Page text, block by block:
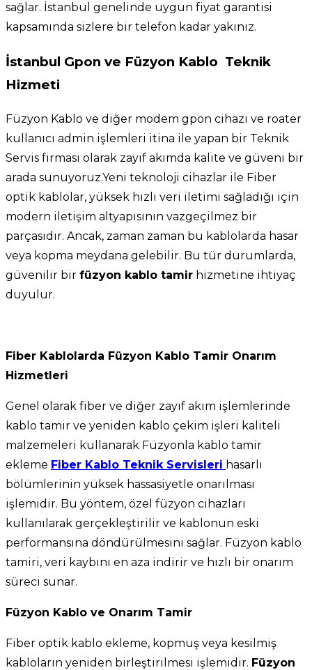
sağlar. İstanbul genelinde uygun fiyat garantisi
kapsamında sizlere bir telefon kadar yakınız.
İstanbul Gpon ve Füzyon Kablo Teknik
Hizmeti
Füzyon Kablo ve diğer modem gpon cihazı ve roater
kullanıcı admin işlemleri itina ile yapan bir Teknik
Servis firması olarak zayıf akımda kalite ve güveni bir
arada sunuyoruz.Yeni teknoloji cihazlar ile Fiber
optik kablolar, yüksek hızlı veri iletimi sağladığı için
modern iletişim altyapısının vazgeçilmez bir
parçasıdır. Ancak, zaman zaman bu kablolarda hasar
veya kopma meydana gelebilir. Bu tür durumlarda,
güvenilir bir füzyon kablo tamir hizmetine ihtiyaç
duyulur.
Fiber Kablolarda Füzyon Kablo Tamir Onarım
Hizmetleri
Genel olarak fiber ve diğer zayıf akım işlemlerinde
kablo tamir ve yeniden kablo çekim işleri kaliteli
malzemeleri kullanarak Füzyonla kablo tamir
ekleme Fiber Kablo Teknik Servisleri hasarlı
bölümlerinin yüksek hassasiyetle onarılması
işlemidir. Bu yöntem, özel füzyon cihazları
kullanılarak gerçekleştirilir ve kablonun eski
performansına döndürülmesini sağlar. Füzyon kablo
tamiri, veri kaybını en aza indirir ve hızlı bir onarım
süreci sunar.
Füzyon Kablo ve Onarım Tamir
Fiber optik kablo ekleme, kopmuş veya kesilmiş
kabloların yeniden birleştirilmesi işlemidir. Füzyon